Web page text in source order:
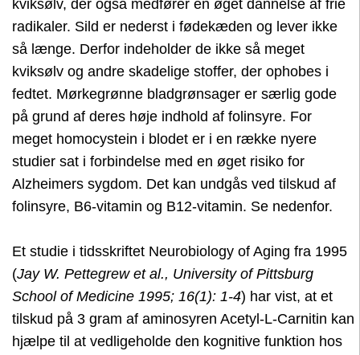
kviksølv, der også medfører en øget dannelse af frie
radikaler. Sild er nederst i fødekæden og lever ikke
så længe. Derfor indeholder de ikke så meget
kviksølv og andre skadelige stoffer, der ophobes i
fedtet. Mørkegrønne bladgrønsager er særlig gode
på grund af deres høje indhold af folinsyre. For
meget homocystein i blodet er i en række nyere
studier sat i forbindelse med en øget risiko for
Alzheimers sygdom. Det kan undgås ved tilskud af
folinsyre, B6-vitamin og B12-vitamin. Se nedenfor.
Et studie i tidsskriftet Neurobiology of Aging fra 1995
(Jay W. Pettegrew et al., University of Pittsburg
School of Medicine 1995; 16(1): 1-4) har vist, at et
tilskud på 3 gram af aminosyren Acetyl-L-Carnitin kan
hjælpe til at vedligeholde den kognitive funktion hos